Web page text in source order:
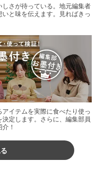
さが待っている。地元編集者
と味を伝えます。見ればきっ
イテムを実際に食べたり使っ
定します。さらに、編集部員
！